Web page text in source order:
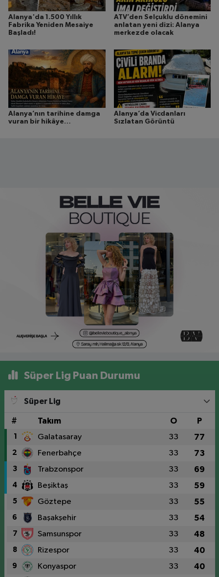
Alanya'da 1.500 Yıllık
Fabrika Yeniden Mesaiye
Başladı!
ATV’den Selçuklu dönemini
anlatan yeni dizi: Alanya
merkezde olacak
Alanya’nın tarihine damga
vuran bir hikâye…
Alanya’da Vicdanları
Sızlatan Görüntü
Süper Lig Puan Durumu
Süper Lig
# Takım O P
1 Galatasaray 33 77
2 Fenerbahçe 33 73
3 Trabzonspor 33 69
4 Beşiktaş 33 59
5 Göztepe 33 55
6 Başakşehir 33 54
7 Samsunspor 33 48
8 Rizespor 33 40
9 Konyaspor 33 40